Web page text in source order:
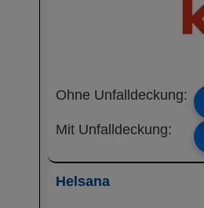
Ohne Unfalldeckung:
Mit Unfalldeckung:
Helsana